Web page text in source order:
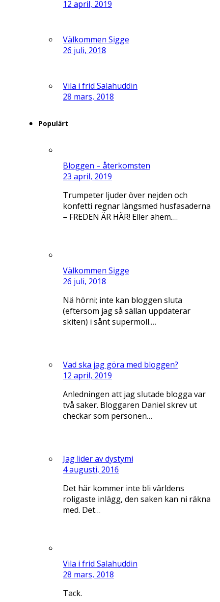
12 april, 2019
Välkommen Sigge
26 juli, 2018
Vila i frid Salahuddin
28 mars, 2018
Populärt
Bloggen – återkomsten
23 april, 2019
Trumpeter ljuder över nejden och
konfetti regnar längsmed husfasaderna
– FREDEN ÄR HÄR! Eller ahem.…
Välkommen Sigge
26 juli, 2018
Nä hörni; inte kan bloggen sluta
(eftersom jag så sällan uppdaterar
skiten) i sånt supermoll.…
Vad ska jag göra med bloggen?
12 april, 2019
Anledningen att jag slutade blogga var
två saker. Bloggaren Daniel skrev ut
checkar som personen…
Jag lider av dystymi
4 augusti, 2016
Det här kommer inte bli världens
roligaste inlägg, den saken kan ni räkna
med. Det…
Vila i frid Salahuddin
28 mars, 2018
Tack.